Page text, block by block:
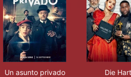
Un asunto privado
Die Hart